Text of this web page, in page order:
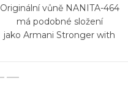
Originální vůně NANITA-464
má podobné složení
jako Armani Stronger with